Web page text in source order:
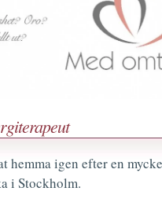
hemma igen efter en
i Stockholm.